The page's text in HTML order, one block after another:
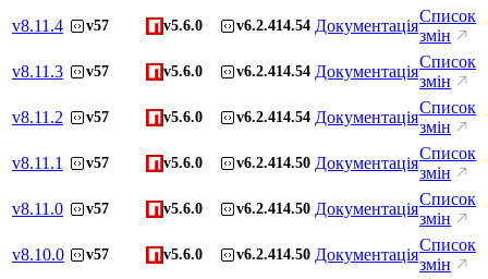
v8.11.4 v57 v5.6.0 v6.2.414.54 Документація
Список
змін
v8.11.3 v57 v5.6.0 v6.2.414.54 Документація
Список
змін
v8.11.2 v57 v5.6.0 v6.2.414.54 Документація
Список
змін
v8.11.1 v57 v5.6.0 v6.2.414.50 Документація
Список
змін
v8.11.0 v57 v5.6.0 v6.2.414.50 Документація
Список
змін
v8.10.0 v57 v5.6.0 v6.2.414.50 Документація
Список
змін